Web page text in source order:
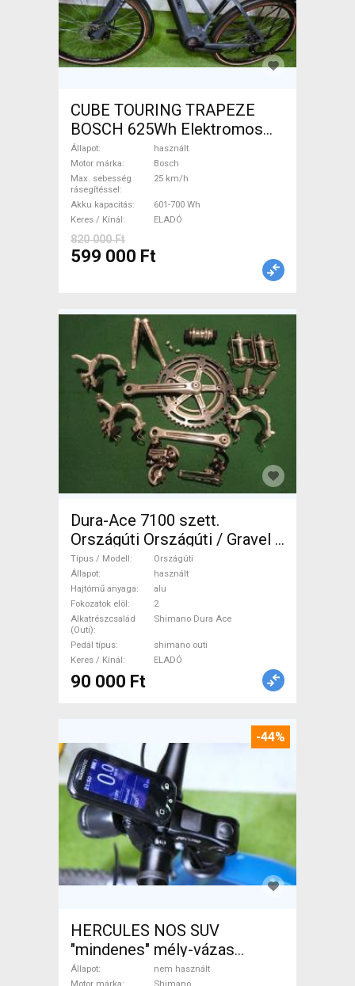
CUBE TOURING TRAPEZE
BOSCH 625Wh Elektromos
Trekking/cross 25 km/h
Bosch 601-700 Wh használt
ELADÓ
Állapot
használt
Motor márka
Bosch
Max. sebesség
rásegítéssel
25 km/h
Akku kapacitás
601-700 Wh
Keres / Kínál
ELADÓ
820 000 Ft
599 000 Ft
Dura-Ace 7100 szett.
Országúti Országúti / Gravel /
Triatlon Alkatrész, Országúti
Hajtásrendszer Shimano Dura
Ace shimano outi használt
ELADÓ
Típus / Modell
Országúti
Állapot
használt
Hajtómű anyaga
alu
Fokozatok elöl
2
Alkatrészcsalád
(Outi)
Shimano Dura Ace
Pedál típus
shimano outi
Keres / Kínál
ELADÓ
90 000 Ft
-44%
HERCULES NOS SUV
"mindenes" mély-vázas
Elektromos Trekking/cross
Állapot
nem használt
Motor márka
Shimano